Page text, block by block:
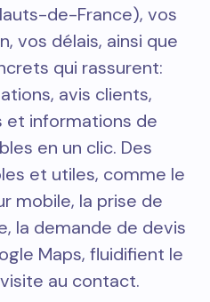
de-France), vos
vos délais, ainsi que
qui rassurent:
avis clients,
et informations de
en un clic. Des
et utiles, comme le
mobile, la prise de
la demande de devis
Maps, fluidifient le
au contact.